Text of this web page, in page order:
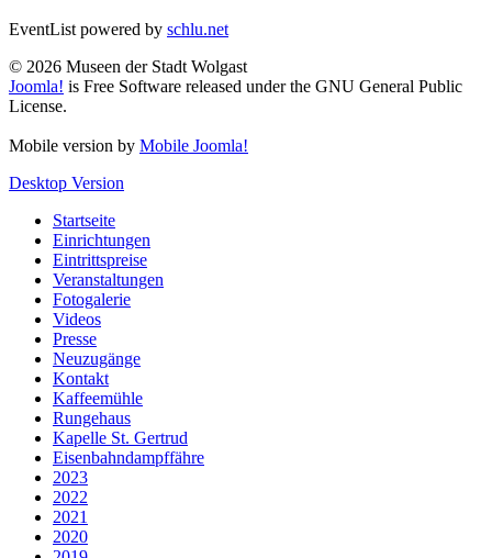
EventList powered by schlu.net
© 2026 Museen der Stadt Wolgast
Joomla! is Free Software released under the GNU General Public
License.
Mobile version by Mobile Joomla!
Desktop Version
Startseite
Einrichtungen
Eintrittspreise
Veranstaltungen
Fotogalerie
Videos
Presse
Neuzugänge
Kontakt
Kaffeemühle
Rungehaus
Kapelle St. Gertrud
Eisenbahndampffähre
2023
2022
2021
2020